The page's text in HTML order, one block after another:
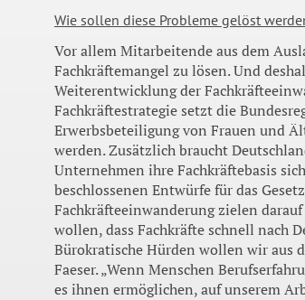
Wie sollen diese Probleme gelöst
Vor allem Mitarbeitende aus dem
Fachkräftemangel zu lösen. Und
Weiterentwicklung der
Fachkräftestrategie setzt die
Erwerbsbeteiligung von Frauen und
werden. Zusätzlich braucht
Unternehmen ihre Fachkräftebasis
beschlossenen Entwürfe für das
Fachkräfteeinwanderung zielen
wollen, dass Fachkräfte schnell nach
Bürokratische Hürden wollen wir aus
Faeser. „Wenn Menschen
es ihnen ermöglichen, auf unserem